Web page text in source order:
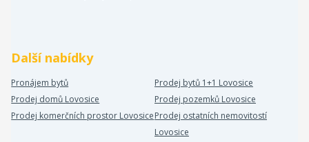
Další nabídky
Pronájem bytů
Prodej bytů 1+1 Lovosice
Prodej domů Lovosice
Prodej pozemků Lovosice
Prodej komerčních prostor LovosiceProdej ostatních nemovitostí
Lovosice